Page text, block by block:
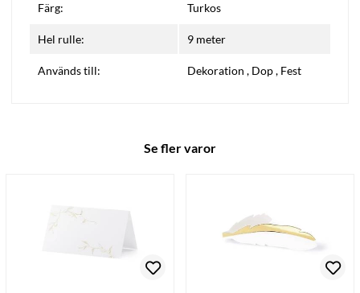
Färg: Turkos
Hel rulle: 9 meter
Används till: Dekoration , Dop, Fest
Se fler varor